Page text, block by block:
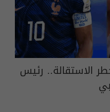
الاستقالة.. رئيس